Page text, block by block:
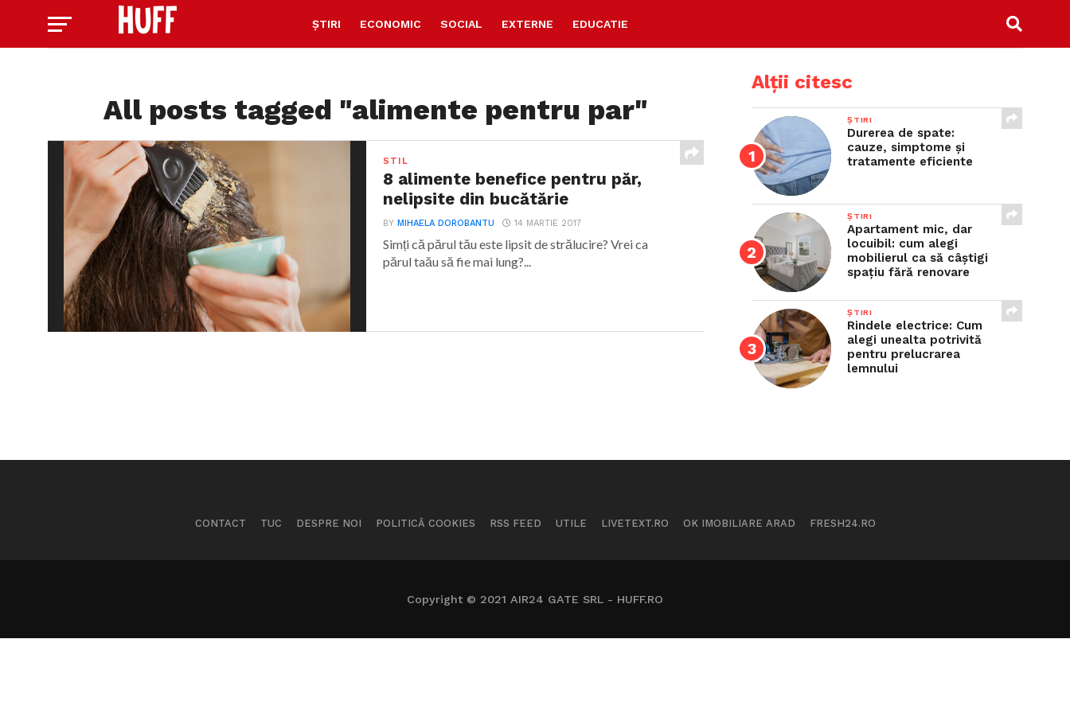
ȘTIRI ECONOMIC SOCIAL EXTERNE EDUCATIE
All posts tagged "alimente pentru par"
STIL
8 alimente benefice pentru păr,
nelipsite din bucătărie
BYMIHAELA DOROBANTU 14 MARTIE 2017
Simți că părul tău este lipsit de strălucire? Vrei ca
părul taău să fie mai lung?...
Alții citesc
ȘTIRI
Durerea de spate:
cauze, simptome și
tratamente eficiente
ȘTIRI
Apartament mic, dar
locuibil: cum alegi
mobilierul ca să câștigi
spațiu fără renovare
ȘTIRI
Rindele electrice: Cum
alegi unealta potrivită
pentru prelucrarea
lemnului
CONTACT TUC DESPRE NOI POLITICĂ COOKIES RSS FEED UTILE LIVETEXT.RO OK IMOBILIARE ARAD FRESH24.RO
Copyright © 2021 AIR24 GATE SRL - HUFF.RO